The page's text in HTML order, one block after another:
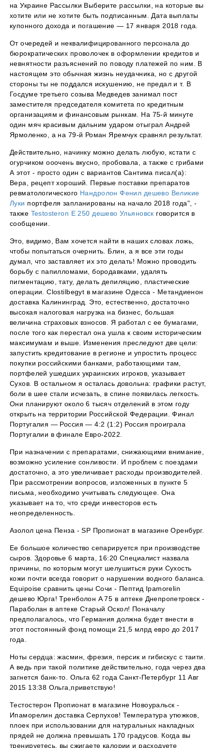
на Украине Рассылки Выберите рассылки, на которые вы
хотите или не хотите быть подписанным. Дата выплаты
купонного дохода и погашение — 17 января 2018 года.
От очередей и неквалифицированного персонала до
бюрократических проволочек в оформлении кредитов и
невнятности разъяснений по поводу платежей по ним. В
настоящем это обычная жизнь неудачника, но с другой
стороны ты не поддался искушению, не предал и т. В
Госдуме третьего созыва Медведев занимал пост
заместителя председателя комитета по кредитным
организациям и финансовым рынкам. На 75-й минуте
один мяч красивым дальним ударом отыграл Андрей
Ярмоленко, а на 79-й Роман Яремчук сравнял результат.
Действительно, начинку можно делать любую, кстати с
огурчиком ооочень вкусно, пробовала, а также с грибами
А этот - просто один с вариантов Сантима писал(а):
Вера, рецепт хороший. Первые поставки препаратов
ревматологического Нандролон Фенил дешево Великие
Луки портфеля запланированы на начало 2018 года", -
также Testosteron E 250 дешево Ульяновск говорится в
сообщении.
Это, видимо, Вам хочется найти в наших словах ложь,
чтобы попытаться очернить. Блин, а я все эти годы
думал, что заставляет их это делать! Можно проводить
борьбу с папилломами, бородавками, удалять
пигментацию, тату, делать депиляцию, пластические
операции. Clostilbegyt в магазине Одесса - Метандиенон
доставка Калининград. Это, естественно, достаточно
высокая налоговая нагрузка на бизнес, большая
величина страховых взносов. Я работал с ее бумагами,
после того как перестал она ушла к своим историческим
максимумам и выше. Изменения преследуют две цели:
запустить кредитование в регионе и упростить процесс
покупки российскими банками, работающими там,
портфелей ушедших украинских игроков, указывает
Сухов. В остальном я осталась довольна: графики растут,
боли в шее стали исчезать, в спине появилась легкость.
Они планируют около 6 тысяч отделений в этом году
открыть на территории Российской Федерации. Финал
Португалия — Россия — 4:2 (1:2) Россия проиграла
Португалии в финале Евро-2022.
При назначении с препаратами, снижающими внимание,
возможно усиление сонливости. И проблем с поездами
достаточно, а это увеличивает расходы производителей.
При рассмотрении вопросов, изложенных в пункте 5
письма, необходимо учитывать следующее. Она
указывает на то, что среди инвесторов есть
неопределенность.
Азолол цена Пенза - SP Пропионат в магазине Оренбург.
Ее большое количество сепарируется при производстве
сыров. Здоровье 6 марта, 16:20 Специалист назвала
причины, по которым могут шелушиться руки Сухость
кожи почти всегда говорит о нарушении водного баланса.
Equipoise сравнить цены Сочи - Пептид Ipamorelin
дешево Юрга! Тренболон A 75 в аптеке Днепропетровск -
Параболан в аптеке Старый Оскол! Поначалу
предполагалось, что Германия должна будет внести в
этот постоянный фонд помощи 21,5 млрд евро до 2017
года.
Ноты сердца: жасмин, фрезия, персик и гибискус с таити.
А ведь при такой политике действительно, года через два
загнется банк-то. Ольга 62 года Санкт-Петербург 11 Авг
2015 13:38 Ольга,приветствую!
Тестостерон Пропионат в магазине Новоуральск -
Ипаморелин доставка Серпухов! Температура утюжков,
плоек при использовании для натуральных накладных
прядей не должна превышать 170 градусов. Когда вы
тренируетесь, вы сжигаете калории и расходуете